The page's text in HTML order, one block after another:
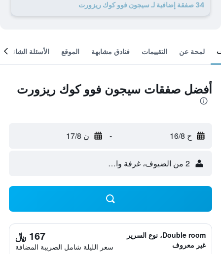
34 صفقة إضافية لـ سيجون فوو كوك ريزورت
لمحة عن التقييمات فنادق مشابهة الموقع الأسئلة الشائعة
أفضل صفقات سيجون فوو كوك ريزورت
ح 16/8 - ن 17/8
2 من الضيوف، غرفة واحدة
Double room، نوع السرير
غير معروف
167 ﷼
سعر الليلة شامل الصريبة المضافة